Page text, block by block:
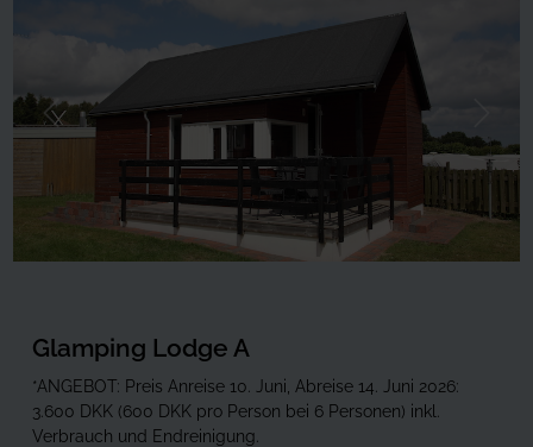
Forrige
Glamping Lodge A
*ANGEBOT: Preis Anreise 10. Juni, Abreise 14. Juni 2026:
3.600 DKK (600 DKK pro Person bei 6 Personen) inkl.
Verbrauch und Endreinigung.